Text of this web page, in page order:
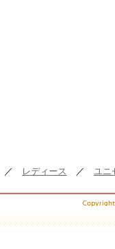
／ レディース ／ ユニ